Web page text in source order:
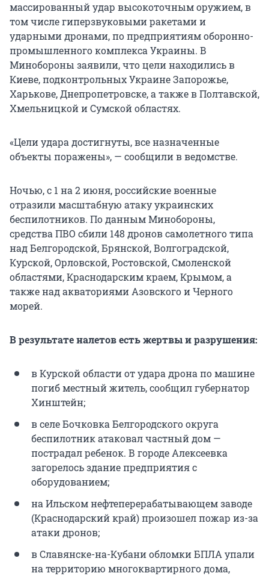
массированный удар высокоточным оружием, в
том числе гиперзвуковыми ракетами и
ударными дронами, по предприятиям оборонно-
промышленного комплекса Украины. В
Минобороны заявили, что цели находились в
Киеве, подконтрольных Украине Запорожье,
Харькове, Днепропетровске, а также в Полтавской,
Хмельницкой и Сумской областях.
«Цели удара достигнуты, все назначенные
объекты поражены», — сообщили в ведомстве.
Ночью, с 1 на 2 июня, российские военные
отразили масштабную атаку украинских
беспилотников. По данным Минобороны,
средства ПВО сбили 148 дронов самолетного типа
над Белгородской, Брянской, Волгоградской,
Курской, Орловской, Ростовской, Смоленской
областями, Краснодарским краем, Крымом, а
также над акваториями Азовского и Черного
морей.
В результате налетов есть жертвы и разрушения:
в Курской области от удара дрона по машине
погиб местный житель, сообщил губернатор
Хинштейн;
в селе Бочковка Белгородского округа
беспилотник атаковал частный дом —
пострадал ребенок. В городе Алексеевка
загорелось здание предприятия с
оборудованием;
на Ильском нефтеперерабатывающем заводе
(Краснодарский край) произошел пожар из-за
атаки дронов;
в Славянске-на-Кубани обломки БПЛА упали
на территорию многоквартирного дома,